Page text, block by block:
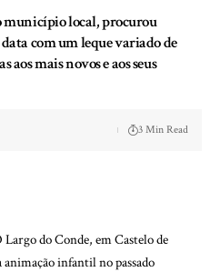
local, procurou
com um leque variado de
mais novos e aos seus
3 Min Read
Largo do Conde, em Castelo de
infantil no passado